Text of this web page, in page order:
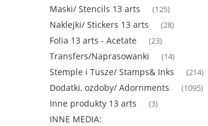
Maski/ Stencils 13 arts (125)
Naklejki/ Stickers 13 arts (28)
Folia 13 arts - Acetate (23)
Transfers/Naprasowanki (14)
Stemple i Tusze/ Stamps& Inks (214)
Dodatki, ozdoby/ Adornments (1095)
Inne produkty 13 arts (3)
INNE MEDIA: